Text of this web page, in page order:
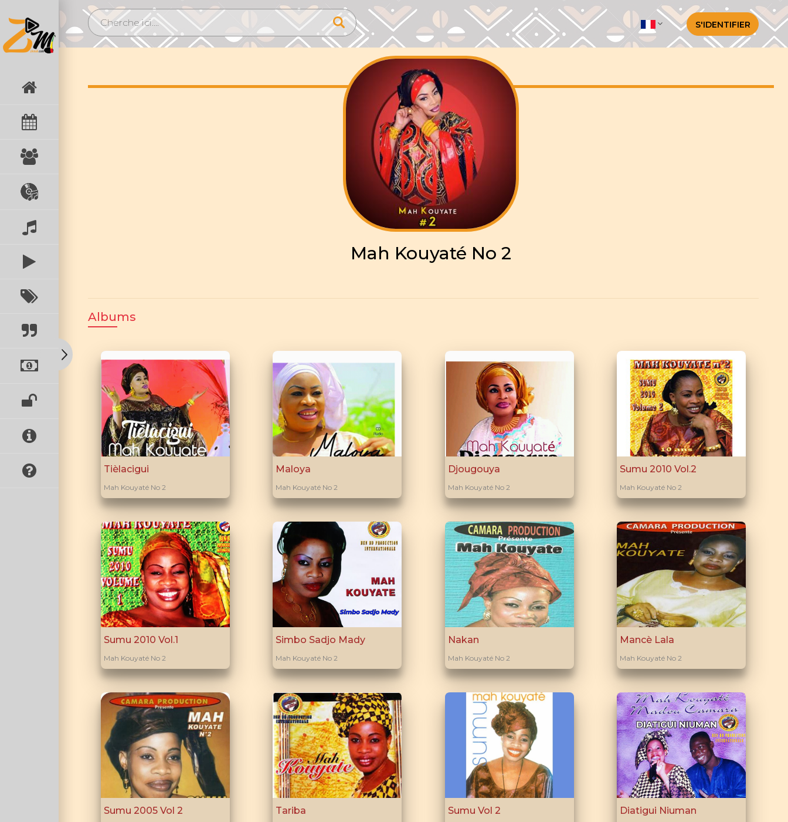
S'IDENTIFIER
Mah Kouyaté No 2
Albums
Tièlacigui
Mah Kouyaté No 2
Maloya
Mah Kouyaté No 2
Djougouya
Mah Kouyaté No 2
Sumu 2010 Vol.2
Mah Kouyaté No 2
Sumu 2010 Vol.1
Mah Kouyaté No 2
Simbo Sadjo Mady
Mah Kouyaté No 2
Nakan
Mah Kouyaté No 2
Mancè Lala
Mah Kouyaté No 2
Sumu 2005 Vol 2 Tariba Sumu Vol 2 Diatigui Niuman